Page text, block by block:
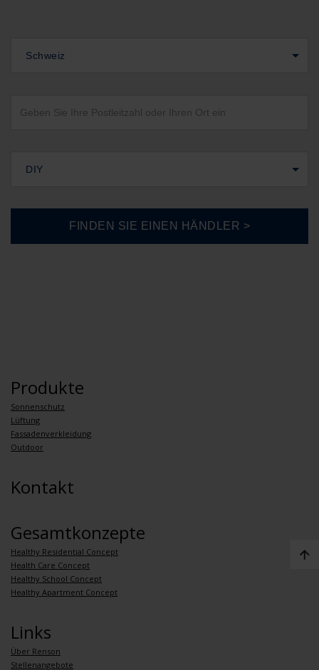
Schweiz
DIY
Produkte
Sonnenschutz
Lüftung
Fassadenverkleidung
Outdoor
Kontakt
Gesamtkonzepte
Healthy Residential Concept
Health Care Concept
Healthy School Concept
Healthy Apartment Concept
Links
Über Renson
Stellenangebote